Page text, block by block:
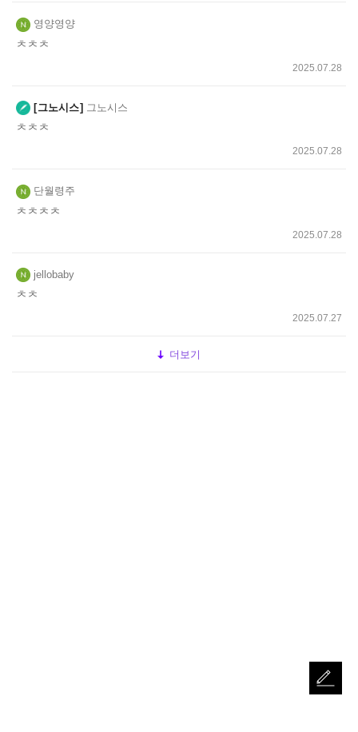
영양영양
ㅊㅊㅊ
2025.07.28
그노시스 그노시스
ㅊㅊㅊ
2025.07.28
단월령주
ㅊㅊㅊㅊ
2025.07.28
jellobaby
ㅊㅊ
2025.07.27
더보기